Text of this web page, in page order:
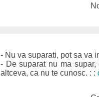
- Nu va suparati, pot sa va
- De suparat nu ma
altceva, ca nu te cunosc. : :